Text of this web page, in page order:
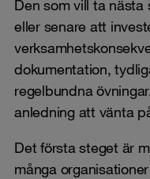
Den som vill ta
eller senare att
dokumentation,
regelbundna
anledning att vänta
Det första steget är
många